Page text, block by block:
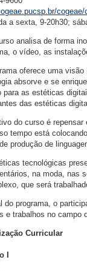
cogeae/
a sexta, 9-20h30;
analisa de forma
o vídeo, as
oferece uma
absorve e se
para as estéticas
das estéticas
do curso é
tempo está
produção de
tecnológicas
na moda, nas
que será
do programa, o
e trabalhos no campo
Curricular
I